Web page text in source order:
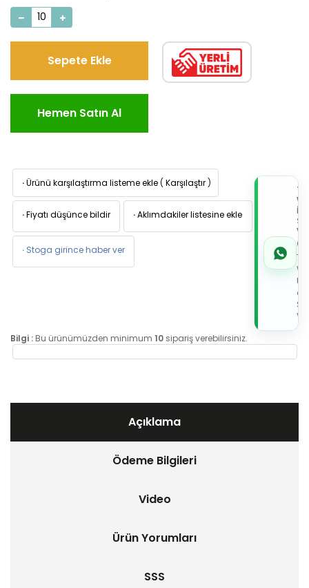
Sepete Ekle
Hemen Satın Al
·Ürünü karşılaştırma listeme ekle ( Karşılaştır )
·Fiyatı düşünce bildir ·Aklımdakiler listesine ekle
· Stoga girince haber ver
İLE
de
Bilgi : Bu ürünümüzden minimum 10 sipariş verebilirsiniz.
Açıklama
Ödeme Bilgileri
Video
Ürün Yorumları
SSS